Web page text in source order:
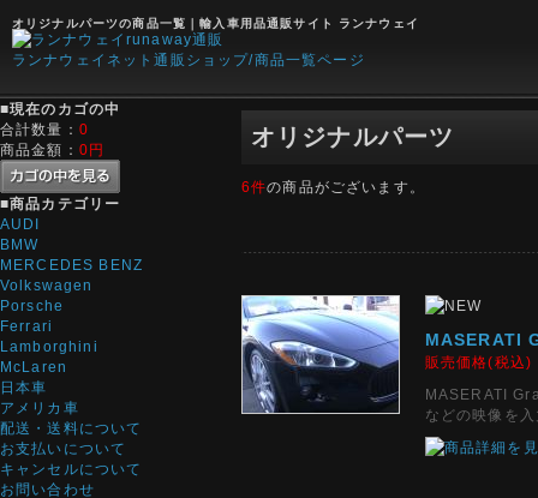
オリジナルパーツの商品一覧｜輸入車用品通販サイト ランナウェイ
ランナウェイネット通販ショップ/商品一覧ページ
■現在のカゴの中
合計数量： 0
商品金額： 0円
■商品カテゴリー
AUDI
BMW
MERCEDES BENZ
Volkswagen
Porsche
Ferrari
Lamborghini
McLaren
日本車
アメリカ車
配送・送料について
お支払いについて
キャンセルについて
お問い合わせ
オリジナルパーツ
6件の商品がございます。
MASERATI
販売価格(税込
MASERATI
などの映像を